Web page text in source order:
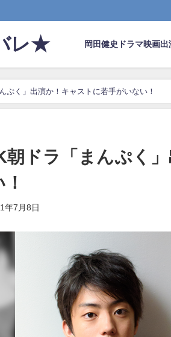
レ★ 岡田健史ドラマ映画出
ぷく」出演か！キャストに若手がいない！
朝ドラ「まんぷく
年7月8日